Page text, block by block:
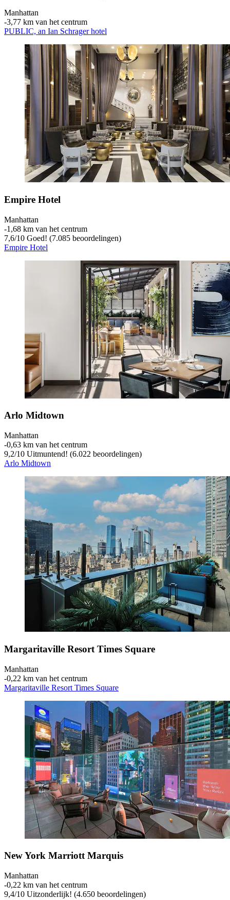
Manhattan
‐3,77 km van het centrum
PUBLIC, an Ian Schrager hotel
Empire Hotel
Manhattan
‐1,68 km van het centrum
7,6/10 Goed! (7.085 beoordelingen)
Empire Hotel
Arlo Midtown
Manhattan
‐0,63 km van het centrum
9,2/10 Uitmuntend! (6.022 beoordelingen)
Arlo Midtown
Margaritaville Resort Times Square
Manhattan
‐0,22 km van het centrum
Margaritaville Resort Times Square
New York Marriott Marquis
Manhattan
‐0,22 km van het centrum
9,4/10 Uitzonderlijk! (4.650 beoordelingen)